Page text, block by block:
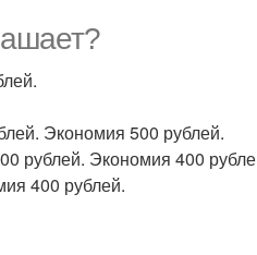
Экономия 500 рублей.
рублей. Экономия 400
400 рублей.